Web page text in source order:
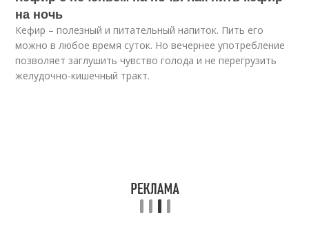
на ночь
Кефир – полезный и питательный напиток. Пить его
можно в любое время суток. Но вечернее употребление
позволяет заглушить чувство голода и не перегрузить
желудочно-кишечный тракт.